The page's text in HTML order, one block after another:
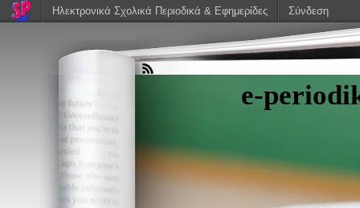
e-
Ηλεκτρονικά Σχολικά Περιοδικά & Εφημερίδες Σύνδεση